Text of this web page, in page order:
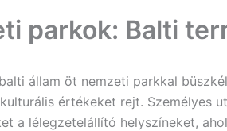
parkok: Balti
állam öt nemzeti parkkal
értékeket rejt. Személyes
a lélegzetelállító helyszíneket,